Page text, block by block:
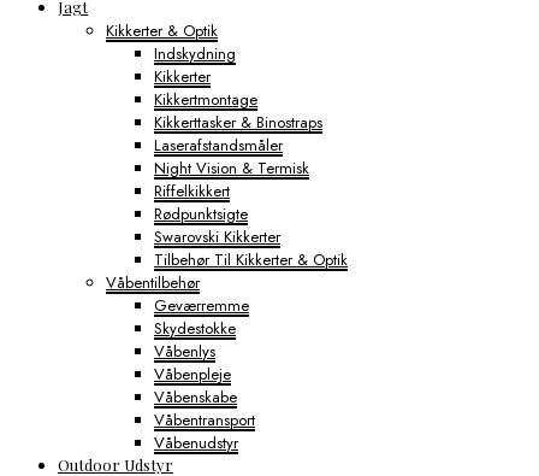
Jagt
Kikkerter & Optik
Indskydning
Kikkerter
Kikkertmontage
Kikkerttasker & Binostraps
Laserafstandsmåler
Night Vision & Termisk
Riffelkikkert
Rødpunktsigte
Swarovski Kikkerter
Tilbehør Til Kikkerter & Optik
Våbentilbehør
Geværremme
Skydestokke
Våbenlys
Våbenpleje
Våbenskabe
Våbentransport
Våbenudstyr
Outdoor Udstyr